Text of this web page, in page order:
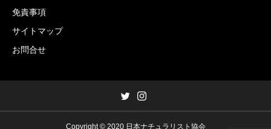
免責事項
サイトマップ
お問合せ
Copyright © 2020 日本ナチュラリスト協会